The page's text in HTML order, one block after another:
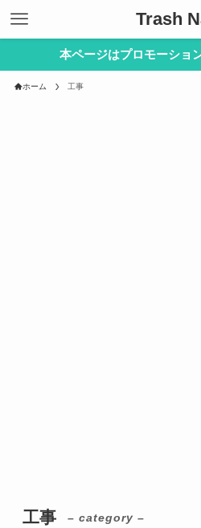
Trash
本ページはプロモーショ
ホーム 工事
工事 – category –